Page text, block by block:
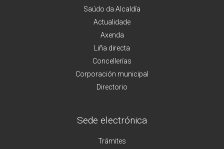
Saúdo da Alcaldía
Actualidade
Axenda
Liña directa
Concellerías
Corporación municipal
Directorio
Sede electrónica
Trámites